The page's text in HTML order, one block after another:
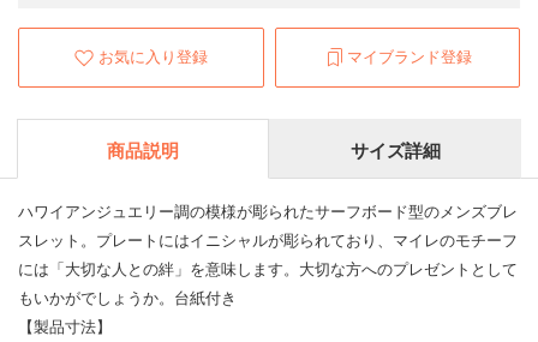
お気に入り登録 マイブランド登録
商品説明 サイズ詳細
ハワイアンジュエリー調の模様が彫られたサーフボード型のメンズブレ
スレット。プレートにはイニシャルが彫られており、マイレのモチーフ
には「大切な人との絆」を意味します。大切な方へのプレゼントとして
もいかがでしょうか。台紙付き
【製品寸法】